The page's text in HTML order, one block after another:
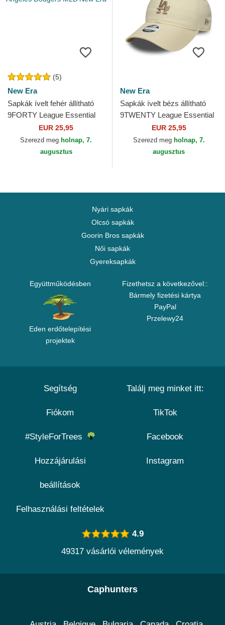
(5)
New Era
Sapkák ívelt fehér állítható
9FORTY League Essential
Los Angeles Dodgers MLB
New Era
EUR 25,95
Szerezd meg holnap, 7.
augusztus
New Era
Sapkák ívelt bézs állítható
9TWENTY League Essential
Midi Los Angeles Dodgers
MLB New Era
EUR 25,95
Szerezd meg holnap, 7.
augusztus
Nyári sapkák
Olcsó sapkák
Goorin Bros sapkák
Női sapkák
Gyereksapkák
Együttműködésben
Eden erdőtelepítési
projektek
Fizethetsz a következővel::
Bármely fizetési kártya
PayPal
Przelewy24
Segítség
Fiókom
#StyleForTrees
Hozzájárulási
beállítások
Felhasználási feltételek
Találj meg minket itt:
TikTok
Facebook
Instagram
4.9
49317 vásárlói vélemények
Caphunters